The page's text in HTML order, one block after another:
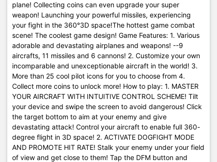
plane! Collecting coins can even upgrade your super
weapon! Launching your powerful missiles, experiencing
your fight in the 360°3D space!The hottest game combat
scene! The coolest game design! Game Features: 1. Various
adorable and devastating airplanes and weapons! --9
aircrafts, 11 missiles and 6 cannons! 2. Customize your own
incomparable and unexceptionable aircraft in the world! 3.
More than 25 cool pilot icons for you to choose from 4.
Collect more coins to unlock more! How to play: 1. MASTER
YOUR AIRCRAFT WITH INTUITIVE CONTROL SCHEME! Tilt
your device and swipe the screen to avoid dangerous! Click
the target bottom to aim at your enemy and give
devastating attack! Control your aircraft to enable full 360-
degree flight in 3D space! 2. ACTIVATE DOGFIGHT MODE
AND PROMOTE HIT RATE! Stalk your enemy under your field
of view and get close to them! Tap the DFM button and